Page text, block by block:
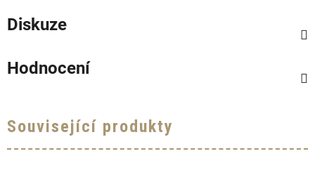
Diskuze
Hodnocení
Související produkty